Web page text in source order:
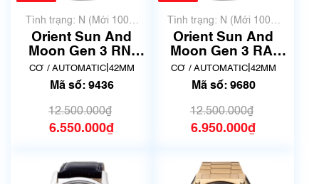
Tình trạng: N (Mới 100%
chưa qua sử dụng)
Orient Sun And
Moon Gen 3 RN-
AK0005S | AK00-
C0-B | Mã số 9436
CƠ / AUTOMATIC| 42MM
Mã số: 9436
12.500.000₫
6.550.000₫
Tình trạng: N (Mới 100%
chưa qua sử dụng)
Orient Sun And
Moon Gen 3 RA-
AK0008S30B |
AK00-C0-B | Mã số
CƠ / AUTOMATIC| 42MM
Mã số: 9680
12.500.000₫
6.950.000₫